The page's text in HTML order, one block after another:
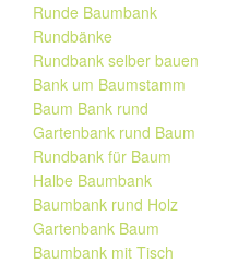
Runde Baumbank
Rundbänke
Rundbank selber bauen
Bank um Baumstamm
Baum Bank rund
Gartenbank rund Baum
Rundbank für Baum
Halbe Baumbank
Baumbank rund Holz
Gartenbank Baum
Baumbank mit Tisch